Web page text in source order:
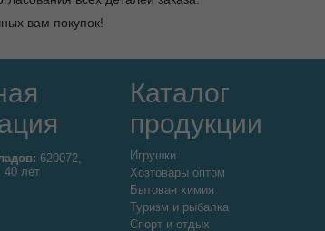
вам покупок!
620072,
40 лет
Каталог
продукции
Игрушки
Хозтовары оптом
Бытовая химия
Туризм и рыбалка
Спорт и отдых